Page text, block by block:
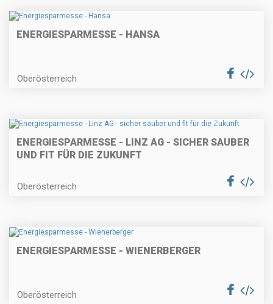
ENERGIESPARMESSE - HANSA
Oberösterreich
ENERGIESPARMESSE - LINZ AG - SICHER SAUBER
UND FIT FÜR DIE ZUKUNFT
Oberösterreich
ENERGIESPARMESSE - WIENERBERGER
Oberösterreich